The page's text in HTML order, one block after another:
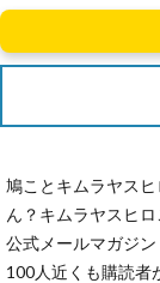
鳩ことキムラヤスヒ
ん？キムラヤスヒロ
公式メールマガジン
100人近くも購読者